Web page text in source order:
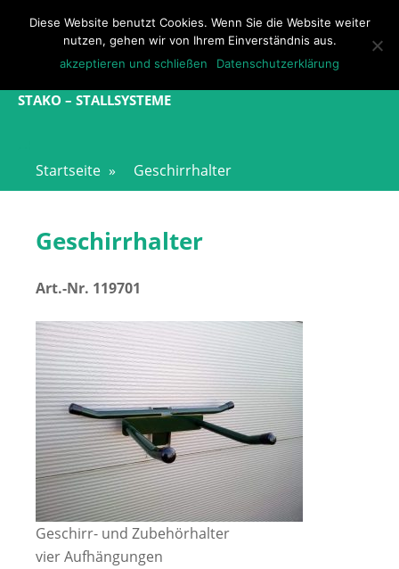
STAKO – STALLSYSTEME
Startseite » Geschirrhalter
Geschirrhalter
Art.-Nr. 119701
Geschirr- und Zubehörhalter
vier Aufhängungen
Diese Website benutzt Cookies. Wenn Sie die Website weiter
nutzen, gehen wir von Ihrem Einverständnis aus.
akzeptieren und schließen
Datenschutzerklärung